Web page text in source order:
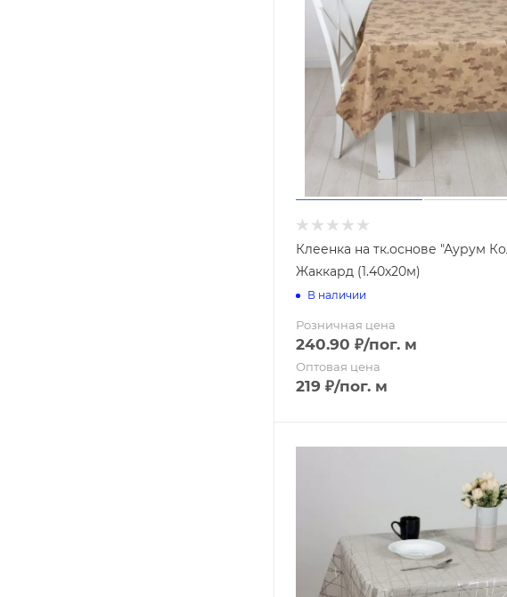
Клеенка на тк.основе "Аурум
Жаккард (1.40х20м)
В наличии
Розничная цена
240.90 ₽/пог. м
Оптовая цена
219 ₽/пог. м
Кустодержатели
Подставки
Шпалеры
Вилы
Грабли
Мётлы